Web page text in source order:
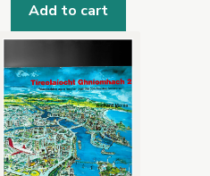
Add to cart